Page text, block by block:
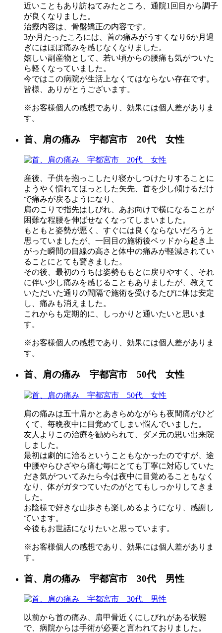
近いこともあり訪ねてみたところ、通院1回目から調子
が良くなりました。
治療内容は、骨盤矯正の内容です。
3か月たったころには、首の痛みがうすくなり6か月過
ぎにはほぼ痛みを感じなくなりました。
嬉しい副産物として、若い頃からの腰痛も気がついた
ら軽くなっていました。
今ではこの病院が生活上なくてはならない存在です。
皆様、ありがとうございます。
※お客様個人の感想であり、効果には個人差がありま
す。
首、肩の痛み 宇都宮市 20代 女性
産後、子供を抱っこしたり寝かしつけたりすることに
ようやく慣れてほっとした矢先、首を少し傾けるだけ
で痛みが戻るようになり、
肩のこりで指先はしびれ、あお向けで横になることが
困難な程腰を伸ばせなくなってしまいました。
もともと姿勢が悪く、すぐには良くならないだろうと
思っていましたが、一回目の施術後ベッドから起き上
がった瞬間の目線の高さと体中の痛みが軽減されてい
ることにとても驚きました。
その後、最初のうちは姿勢ももとに戻りやすく、それ
に伴い少し痛みを感じることもありましたが、教えて
いただいた通りの間隔で施術を受けるたびに体は安定
し、痛みも消えました。
これからも定期的に、しっかりと通いたいと思いま
す。
※お客様個人の感想であり、効果には個人差がありま
す。
首、肩の痛み 宇都宮市 50代 女性
肩の痛みは五十肩かとあきらめながらも夜間痛がひど
くて、毎晩夜中に目覚めてしまい悩んでいました。
友人よりこの治療を勧められて、ダメ元の思い出来院
しました。
最初は劇的に治るということもなかったのですが、途
中腰やらひざやら痛む毎にとても丁寧に対応していた
だき気がついてみたら今は夜中に目覚めることもなく
なり、体がガタつていたのがとてもしっかりしてきま
した。
お陰様で好きな山歩きも楽しめるようになり、感謝し
ています。
今後もお世話になりたいと思っています。
※お客様個人の感想であり、効果には個人差がありま
す。
首、肩の痛み 宇都宮市 30代 男性
以前から首の痛み、肩甲骨近くにしびれがある状態
で、病院からは手術が必要と言われておりました。